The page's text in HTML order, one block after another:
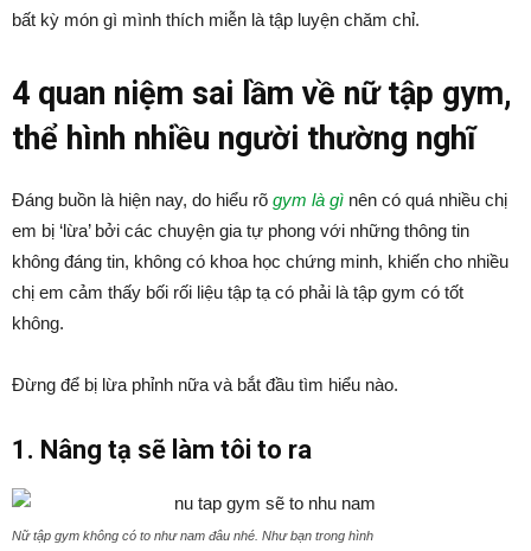
bất kỳ món gì mình thích miễn là tập luyện chăm chỉ.
4 quan niệm sai lầm về nữ tập gym,
thể hình nhiều người thường nghĩ
Đáng buồn là hiện nay, do hiểu rõ gym là gì nên có quá nhiều chị
em bị ‘lừa’ bởi các chuyện gia tự phong với những thông tin
không đáng tin, không có khoa học chứng minh, khiến cho nhiều
chị em cảm thấy bối rối liệu tập tạ có phải là tập gym có tốt
không.
Đừng để bị lừa phỉnh nữa và bắt đầu tìm hiểu nào.
1. Nâng tạ sẽ làm tôi to ra
Nữ tập gym không có to như nam đâu nhé. Như bạn trong hình